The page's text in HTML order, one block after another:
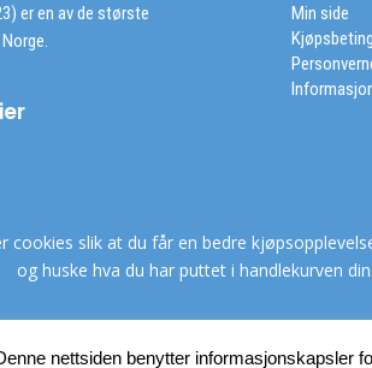
er en av de største
Min side
cookies slik at du får en bedre
og huske hva du har puttet i handlekurven
nettsiden benytter informasjonskapsler